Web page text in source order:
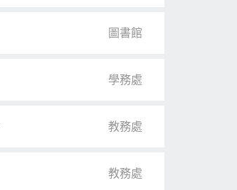
圖書館
學務處
教務處
教務處